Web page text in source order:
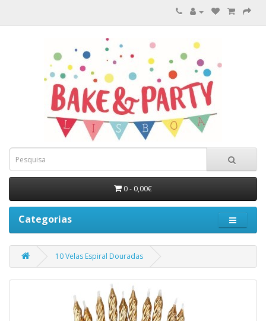
0 - 0,00€
Categorias
10 Velas Espiral Douradas